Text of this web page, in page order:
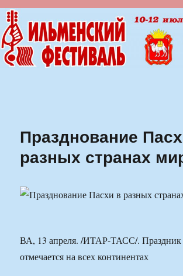
Ильменский фестиваль
Празднование
разных странах
ВА, 13 апреля. /ИТАР-ТАСС/. Праздник
отмечается на всех континентах